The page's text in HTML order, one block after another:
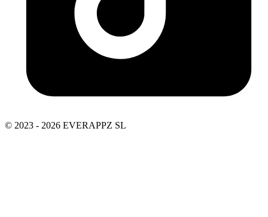
© 2023 - 2026 EVERAPPZ SL